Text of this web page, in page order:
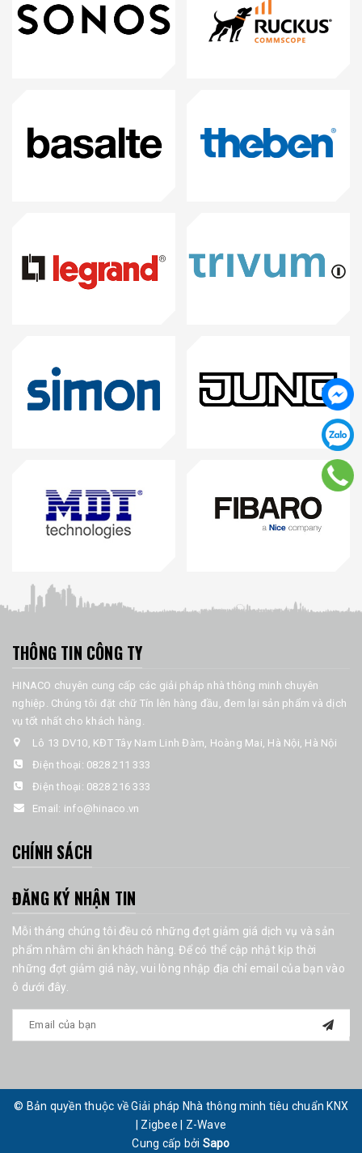
THÔNG TIN CÔNG TY
HINACO chuyên cung cấp các giải pháp nhà thông minh chuyên
nghiệp. Chúng tôi đặt chữ Tín lên hàng đầu, đem lại sản phẩm và dịch
vụ tốt nhất cho khách hàng.
Lô 13 DV10, KĐT Tây Nam Linh Đàm, Hoàng Mai, Hà Nội, Hà Nội
Điện thoại: 0828 211 333
Điện thoại: 0828 216 333
Email: info@hinaco.vn
CHÍNH SÁCH
ĐĂNG KÝ NHẬN TIN
Mỗi tháng chúng tôi đều có những đợt giảm giá dịch vụ và sản
phẩm nhằm chi ân khách hàng. Để có thể cập nhật kịp thời
những đợt giảm giá này, vui lòng nhập địa chỉ email của bạn vào
ô dưới đây.
© Bản quyền thuộc về Giải pháp Nhà thông minh tiêu chuẩn KNX
| Zigbee | Z-Wave
Cung cấp bởi Sapo